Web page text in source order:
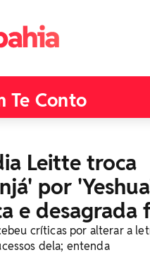
Te Conto
Leitte troca
por
e desagrada
críticas por alterar a
dela; entenda